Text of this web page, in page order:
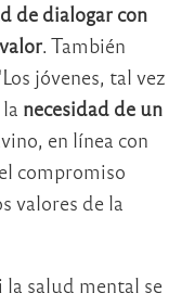
de dialogar con
valor. También
jóvenes, tal vez
necesidad de un
en línea con
compromiso
valores de la
la salud mental se